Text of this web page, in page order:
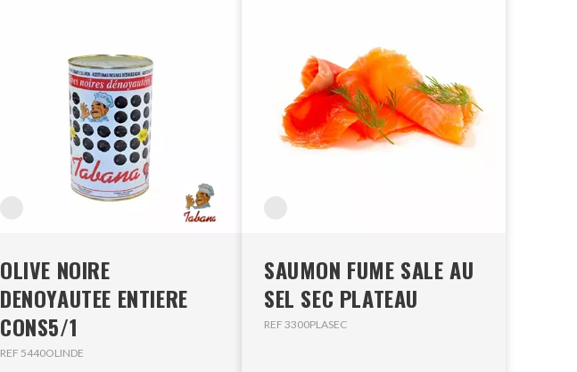
OLIVE NOIRE
DENOYAUTEE ENTIERE
CONS5/1
REF 5440OLINDE
SAUMON FUME SALE AU
SEL SEC PLATEAU
REF 3300PLASEC